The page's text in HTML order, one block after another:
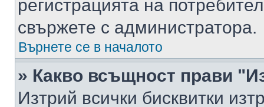
регистрацията на
свържете с администратора.
Върнете се в началото
» Какво всъщност прави
Изтрий всички бисквитки